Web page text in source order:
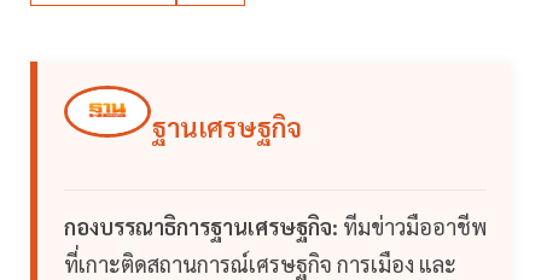
ฐานเศรษฐกิจ
กองบรรณาธิการฐานเศรษฐกิจ: ทีมข่าวมืออาชีพ
ที่เกาะติดสถานการณ์เศรษฐกิจ การเมือง และ